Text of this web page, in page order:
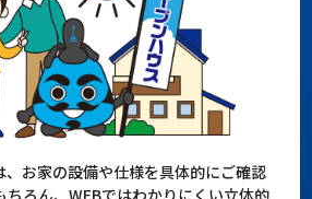
、お家の設備や仕様を具体的にご確認
ちろん、WEBではわかりにくい立体的